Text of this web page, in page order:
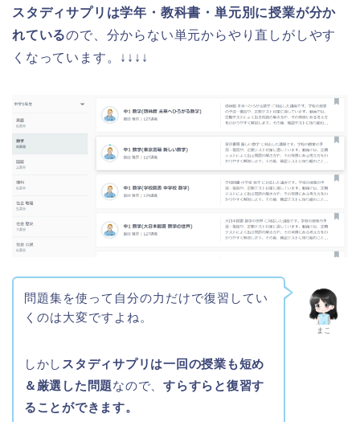
スタディサプリは学年・教科書・単元別に授業が分か
れているので、分からない単元からやり直しがしやす
くなっています。↓↓↓↓
まこ
問題集を使って自分の力だけで復習してい
くのは大変ですよね。
しかし スタディサプリは一回の授業も短め
＆厳選した問題なので、すらすらと復習す
ることができます。